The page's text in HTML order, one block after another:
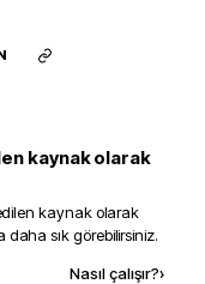
kaynak olarak
kaynak olarak
sık görebilirsiniz.
Nasıl çalışır?›